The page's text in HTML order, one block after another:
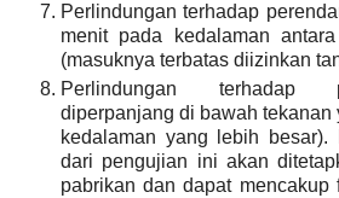
Perlindungan terhadap
menit pada kedalaman
(masuknya terbatas diizinkan
Perlindungan terhadap
diperpanjang di bawah tekanan
kedalaman yang lebih besar).
dari pengujian ini akan
pabrikan dan dapat mencakup